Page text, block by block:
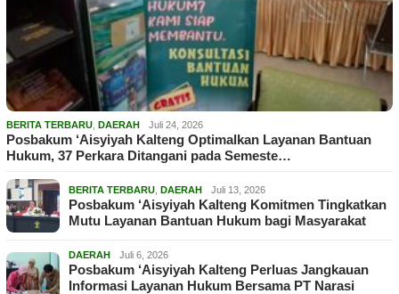
BERITA TERBARU, DAERAH Juli 24, 2026
Posbakum ‘Aisyiyah Kalteng Optimalkan Layanan Bantuan
Hukum, 37 Perkara Ditangani pada Semeste…
BERITA TERBARU, DAERAH Juli 13, 2026
Posbakum ‘Aisyiyah Kalteng Komitmen Tingkatkan
Mutu Layanan Bantuan Hukum bagi Masyarakat
DAERAH Juli 6, 2026
Posbakum ‘Aisyiyah Kalteng Perluas Jangkauan
Informasi Layanan Hukum Bersama PT Narasi